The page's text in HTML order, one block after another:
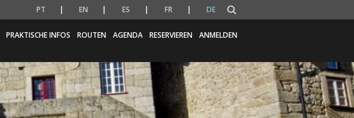
PT EN ES FR DE
PRAKTISCHE INFOS ROUTEN AGENDA RESERVIEREN ANMELDEN